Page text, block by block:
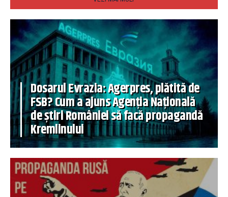
Dosarul Evrazia: Agerpres, plătită de
FSB? Cum a ajuns Agenția Națională
de știri României să facă propagandă
Kremlinului